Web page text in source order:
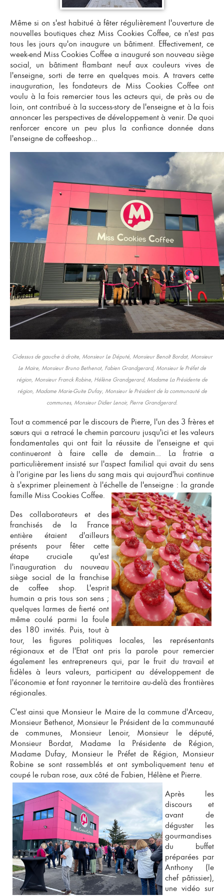
Même si on s'est habitué à fêter régulièrement l'ouverture de
nouvelles boutiques chez Miss Cookies Coffee, ce n'est pas
tous les jours qu'on inaugure un bâtiment. Effectivement, ce
week-end Miss Cookies Coffee a inauguré son nouveau siège
social, un bâtiment flambant neuf aux couleurs vives de
l'enseigne, sorti de terre en quelques mois. A travers cette
inauguration, les fondateurs de Miss Cookies Coffee ont
voulu à la fois remercier tous les acteurs qui, de près ou de
loin, ont contribué à la success-story de l'enseigne et à la fois
annoncer les perspectives de développement à venir. De quoi
renforcer encore un peu plus la confiance donnée dans
l'enseigne de coffeeshop...
Ci-dessus de gauche à droite, Monsieur Le Député, Monsieur Benoît Bordat, Monsieur
Le Maire, Monsieur Bruno Bethenot, Fabien Grandgerard, Monsieur le Préfet de
région, Monsieur Franck Robine, Hélène Grandgerard, Madame La Présidente de
région, Madame Marie-Guite Dufay, Monsieur le Président de la communauté de
communes, Monsieur Didier Lenoir, Pierre Grandgerard.
Tout a commencé par le discours de Pierre, l'un des 3 frères et
sœurs qui a retracé le chemin parcouru jusqu'ici et les valeurs
fondamentales qui ont fait la réussite de l'enseigne et qui
continueront à faire celle de demain... La fratrie a
particulièrement insisté sur l'aspect familial qui avait du sens
à l'origine par les liens du sang mais qui aujourd'hui continue
à s'exprimer pleinement à l'échelle de l'enseigne : la grande
famille Miss Cookies Coffee.
Des collaborateurs et des
franchisés de la France
entière étaient d'ailleurs
présents pour fêter cette
étape cruciale qu'est
l'inauguration du nouveau
siège social de la franchise
de coffee shop. L'esprit
humain a pris tous son sens ;
quelques larmes de fierté ont
même coulé parmi la foule
des 180 invités. Puis, tout à
tour, les figures politiques locales, les représentants
régionaux et de l'Etat ont pris la parole pour remercier
également les entrepreneurs qui, par le fruit du travail et
fidèles à leurs valeurs, participent au développement de
l'économie et font rayonner le territoire au-delà des frontières
régionales.
C'est ainsi que Monsieur le Maire de la commune d'Arceau,
Monsieur Bethenot, Monsieur le Président de la communauté
de communes, Monsieur Lenoir, Monsieur le député,
Monsieur Bordat, Madame la Présidente de Région,
Madame Dufay, Monsieur le Préfet de Région, Monsieur
Robine se sont rassemblés et ont symboliquement tenu et
coupé le ruban rose, aux côté de Fabien, Hélène et Pierre.
Après les
discours et
avant de
déguster les
gourmandises
du buffet
préparées par
Anthony (le
chef pâtissier),
une vidéo sur